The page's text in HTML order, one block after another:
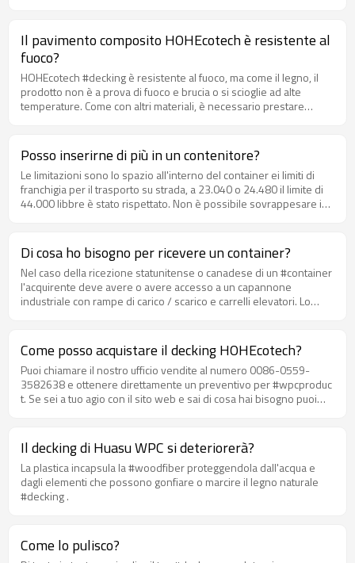
miscela standard Oppure 20 pallet da 12 ′ con 200 scatole di clips
Oppure 15 pallet da 16 con 200 scatole di clip Altre opzioni sono
possibili e soggette a limitazioni di peso del contenitore.
Il pavimento composito HOHEcotech è resistente al
fuoco?
HOHEcotech #decking è resistente al fuoco, ma come il legno, il
prodotto non è a prova di fuoco e brucia o si scioglie ad alte
temperature. Come con altri materiali, è necessario prestare
Posso inserirne di più in un contenitore?
Le limitazioni sono lo spazio all'interno del container ei limiti di
franchigia per il trasporto su strada, a 23.040 o 24.480 il limite di
44.000 libbre è stato rispettato. Non è possibile sovrappesare i
Di cosa ho bisogno per ricevere un container?
Nel caso della ricezione statunitense o canadese di un #container
l'acquirente deve avere o avere accesso a un capannone
industriale con rampe di carico / scarico e carrelli elevatori. Lo
direttamente all'indirizzo finale che l'acquirente desidera. In
alternativa, nel caso di acquirenti esteri, l'acquirente riceverà il
container nel porto di sbarco e sarà responsabile dello
sdoganamento e di eventuali dazi, spese di ricezione e
spedizione che possono essere applicate alla destinazione
Come posso acquistare il decking HOHEcotech?
Puoi chiamare il nostro ufficio vendite al numero 0086-0559-
3582638 e ottenere direttamente un preventivo per #wpcproduc
t. Se sei a tuo agio con il sito web e sai di cosa hai bisogno puoi
Il decking di Huasu WPC si deteriorerà?
La plastica incapsula la #woodfiber proteggendola dall'acqua e
dagli elementi che possono gonfiare o marcire il legno naturale
#decking .
Come lo pulisco?